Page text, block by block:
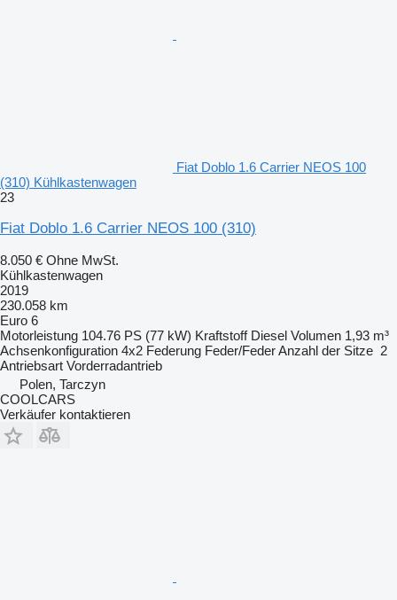
Fiat Doblo 1.6 Carrier NEOS 100
(310) Kühlkastenwagen
23
Fiat Doblo 1.6 Carrier NEOS 100 (310)
8.050 € Ohne MwSt.
Kühlkastenwagen
2019
230.058 km
Euro 6
Motorleistung 104.76 PS (77 kW) Kraftstoff Diesel Volumen 1,93 m³
Achsenkonfiguration 4x2 Federung Feder/FederAnzahl der Sitze 2
Antriebsart Vorderradantrieb
Polen, Tarczyn
COOLCARS
Verkäufer kontaktieren